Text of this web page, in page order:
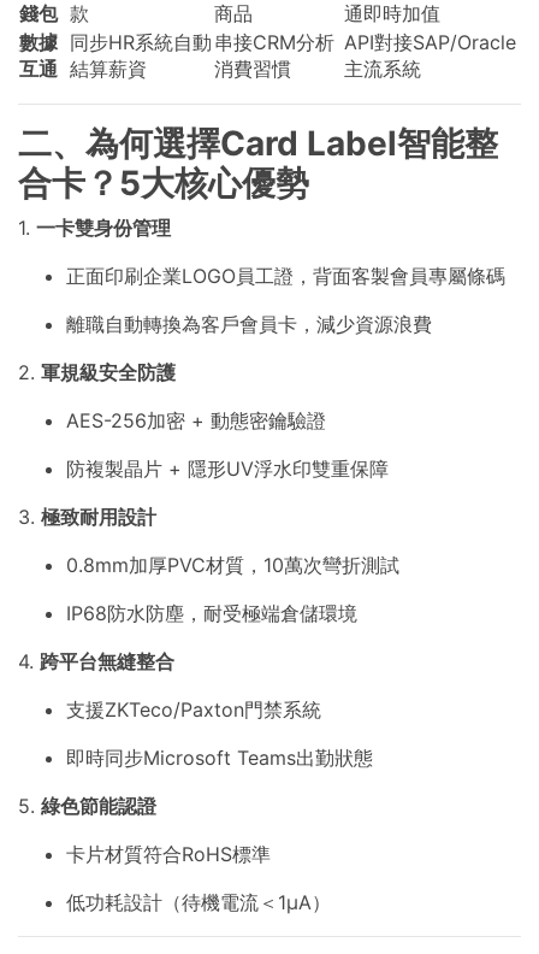
錢包 款
商品
通即時加值
數據
互通
同步HR系統自動
結算薪資
串接CRM分析
消費習慣
API對接SAP/Oracle
主流系統
二、為何選擇Card Label智能整
合卡？5大核心優勢
1. 一卡雙身份管理
正面印刷企業LOGO員工證，背面客製會員專屬條碼
離職自動轉換為客戶會員卡，減少資源浪費
2. 軍規級安全防護
AES-256加密 + 動態密鑰驗證
防複製晶片 + 隱形UV浮水印雙重保障
3. 極致耐用設計
0.8mm加厚PVC材質，10萬次彎折測試
IP68防水防塵，耐受極端倉儲環境
4. 跨平台無縫整合
支援ZKTeco/Paxton門禁系統
即時同步Microsoft Teams出勤狀態
5. 綠色節能認證
卡片材質符合RoHS標準
低功耗設計（待機電流＜1μA）